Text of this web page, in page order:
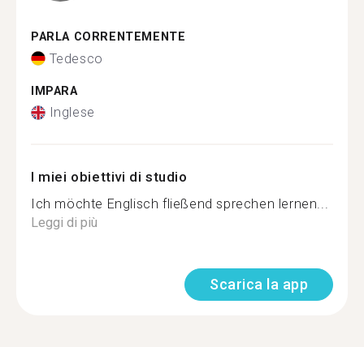
PARLA CORRENTEMENTE
Tedesco
IMPARA
Inglese
I miei obiettivi di studio
Ich möchte Englisch fließend sprechen lernen...
Leggi di più
Scarica la app